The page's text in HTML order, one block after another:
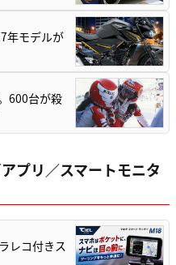
年モデルが
600台が殺
プリ／スマートモニタ
レコ付きス